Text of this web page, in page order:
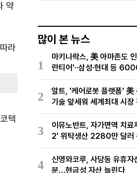
약
라
텍
많이 본 뉴스
1
마키나락스, 美 아마존도
란티어'··삼성·현대 등
장적용
2
알트, '케어로봇 플랫폼'
기술 앞세워 세계최대 시장
3
이뮤노반트, 자가면역 치
2' 위탁생산 2280만 달러
4
신영와코루, 사당동 유휴
분…현금성 자산 늘린다